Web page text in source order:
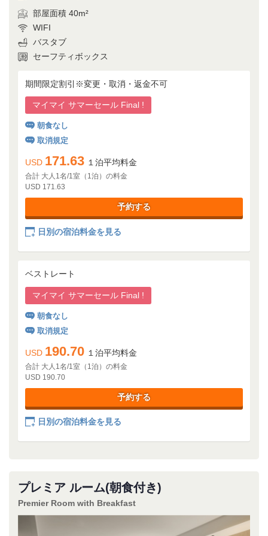
部屋面積 40m²
WIFI
バスタブ
セーフティボックス
期間限定割引※変更・取消・返金不可
マイマイ サマーセール Final !
朝食なし
取消規定
USD 171.63 １泊平均料金
合計 大人1名/1室（1泊）の料金
USD 171.63
予約する
日別の宿泊料金を見る
ベストレート
マイマイ サマーセール Final !
朝食なし
取消規定
USD 190.70 １泊平均料金
合計 大人1名/1室（1泊）の料金
USD 190.70
予約する
日別の宿泊料金を見る
プレミア ルーム(朝食付き)
Premier Room with Breakfast